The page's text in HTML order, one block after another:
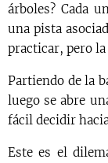
árboles? Cada
una pista
practicar, pero
Partiendo de la
luego se abre
fácil decidir
Este es el